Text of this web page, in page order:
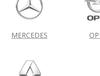
MERCEDES